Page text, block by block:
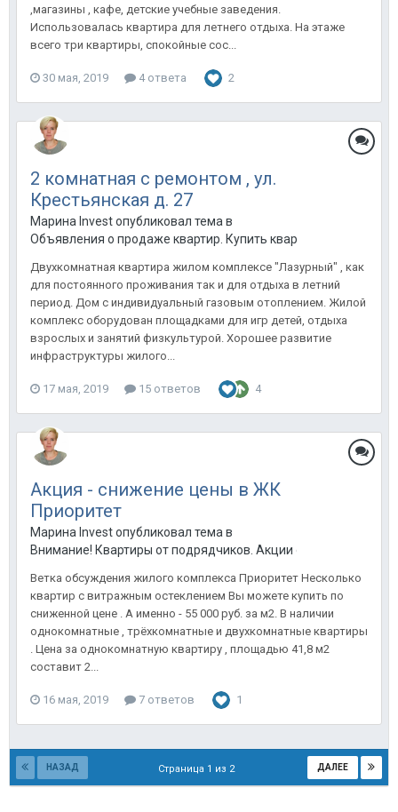
,магазины , кафе, детские учебные заведения.
Использовалась квартира для летнего отдыха. На этаже
всего три квартиры, спокойные сос...
30 мая, 2019 4 ответа 2
2 комнатная с ремонтом , ул.
Крестьянская д. 27
Марина Invest опубликовал тема в
Объявления о продаже квартир. Купить квартиру в Анапе.
Двухкомнатная квартира жилом комплексе "Лазурный" , как
для постоянного проживания так и для отдыха в летний
период. Дом с индивидуальный газовым отоплением. Жилой
комплекс оборудован площадками для игр детей, отдыха
взрослых и занятий физкультурой. Хорошее развитие
инфраструктуры жилого...
17 мая, 2019 15 ответов 4
Акция - снижение цены в ЖК
Приоритет
Марина Invest опубликовал тема в
Внимание! Квартиры от подрядчиков. Акции от
Ветка обсуждения жилого комплекса Приоритет Несколько
квартир с витражным остеклением Вы можете купить по
сниженной цене . А именно - 55 000 руб. за м2. В наличии
однокомнатные , трёхкомнатные и двухкомнатные квартиры
. Цена за однокомнатную квартиру , площадью 41,8 м2
составит 2...
16 мая, 2019 7 ответов 1
НАЗАД ДАЛЕЕ
Страница 1 из 2